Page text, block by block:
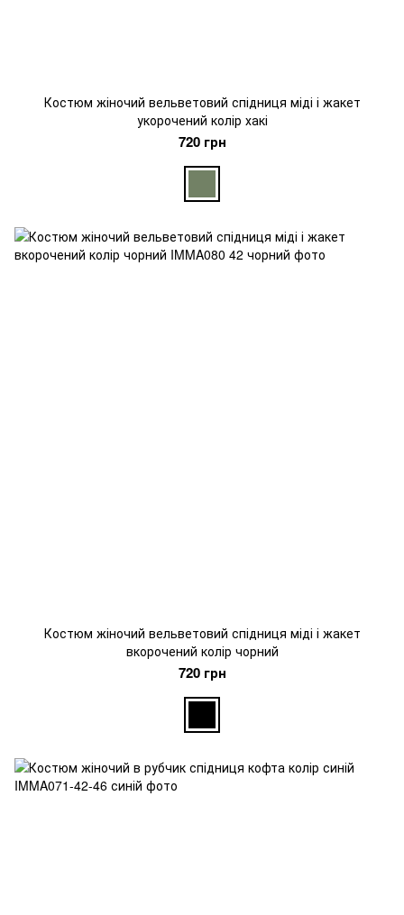
Костюм жіночий вельветовий спідниця міді і жакет
укорочений колір хакі
720 грн
Костюм жіночий вельветовий спідниця міді і жакет
вкорочений колір чорний
720 грн